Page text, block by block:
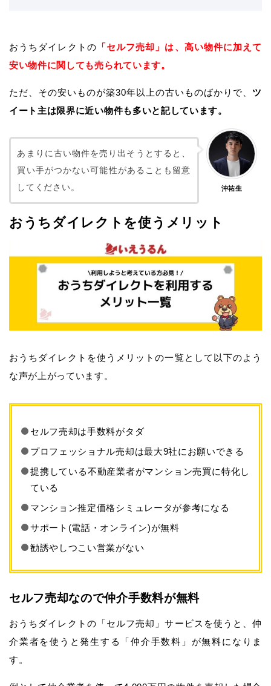
おうちダイレクトの 「セルフ売却」は、高い物件に加えて
安い物件に関しても売られています。
ただ、その安いものが築30年以上の古いものばかりで、 ツ
イート主は限界に近い物件も多いと記しています。
沖祐生
あまりに古い物件を売り出そうとすると、
買い手がつかない可能性があることも留意
してください。
おうちダイレクトを使うメリット
おうちダイレクトを使うメリットの一覧として以下のよう
な声が上がっています。
セルフ売却は手数料がタダ
プロフェッショナル売却は最大9社にお願いできる
提携している不動産業者がマンション売買に特化し
ている
マンション推定価格シミュレータが参考になる
サポート(電話・オンライン)が無料
勧誘やしつこい営業がない
セルフ売却なので仲介手数料が無料
おうちダイレクトの「セルフ売却」サービスを使うと、仲
介業者を使うと発生する「仲介手数料」が無料になりま
す。